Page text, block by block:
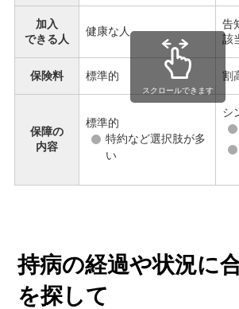
加入
できる人
健康な人
告
該
保険料 標準的 割
保障の
内容
標準的
特約など選択肢が多
い
シ
スクロールできます
持病の経過や状況に
を探して